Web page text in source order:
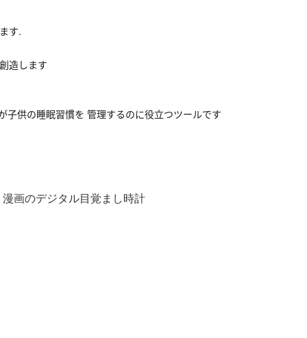
す.
造します
子供の睡眠習慣を 管理するのに役立つツールです
漫画のデジタル目覚まし時計